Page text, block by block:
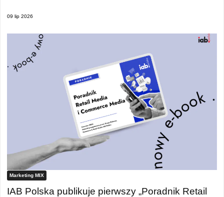
09 lip 2026
Marketing MIX
IAB Polska publikuje pierwszy „Poradnik Retail